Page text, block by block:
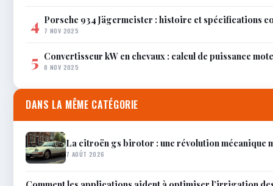
4 Porsche 934 Jägermeister : histoire et spécifications
7 NOV 2025
5 Convertisseur kW en chevaux : calcul de puissance
8 NOV 2025
DANS LA MÊME CATÉGORIE
La citroën gs birotor : une révolution mécanique
7 AOÛT 2026